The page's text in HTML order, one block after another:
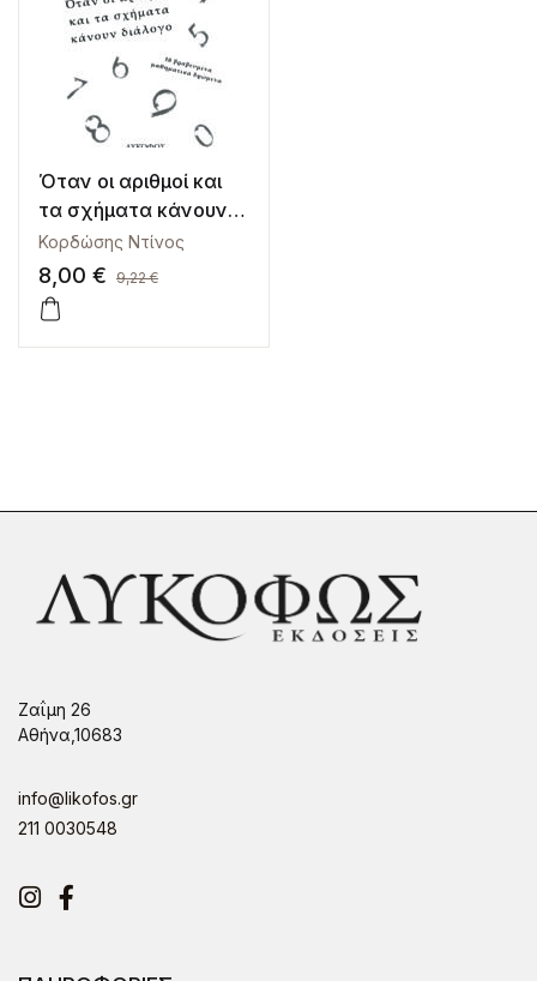
Όταν οι αριθμοί και
τα σχήματα κάνουν
διάλογο
Κορδώσης Ντίνος
8,00 € 9,22€
Ζαΐμη 26
Αθήνα,10683
info@likofos.gr
211 0030548
Instagram
Facebook